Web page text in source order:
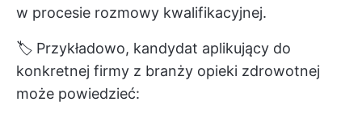
w procesie rozmowy kwalifikacyjnej.
🏷️ Przykładowo, kandydat aplikujący do
konkretnej firmy z branży opieki zdrowotnej
może powiedzieć: